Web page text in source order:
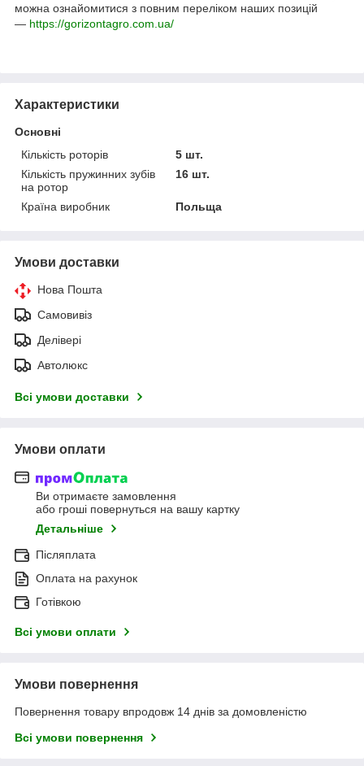
можна ознайомитися з повним переліком наших позицій
— https://gorizontagro.com.ua/
Характеристики
Основні
Кількість роторів
5 шт.
Кількість пружинних зубів
на ротор
16 шт.
Країна виробник Польща
Умови доставки
Нова Пошта
Самовивіз
Делівері
Автолюкс
Всі умови доставки
Умови оплати
Ви отримаєте замовлення
або гроші повернуться на вашу картку
Детальніше
Післяплата
Оплата на рахунок
Готівкою
Всі умови оплати
Умови повернення
Повернення товару впродовж 14 днів за домовленістю
Всі умови повернення